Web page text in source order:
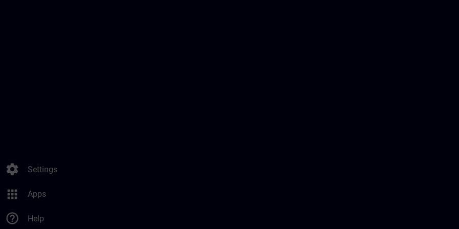
settings Settings
apps Apps
help_outline Help